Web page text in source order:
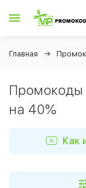
Главная
Промокоды
на 40%
Как